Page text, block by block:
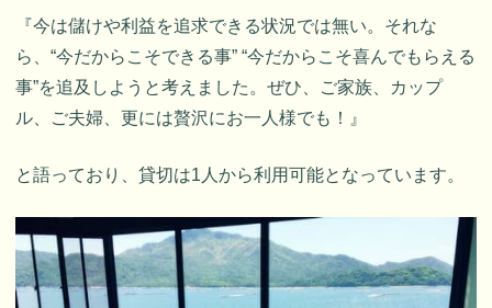
『今は儲けや利益を追求できる状況では無い。それな
ら、“今だからこそできる事” “今だからこそ喜んでもらえる
事”を追及しようと考えました。ぜひ、ご家族、カップ
ル、ご夫婦、更には贅沢にお一人様でも！』
と語っており、貸切は1人から利用可能となっています。